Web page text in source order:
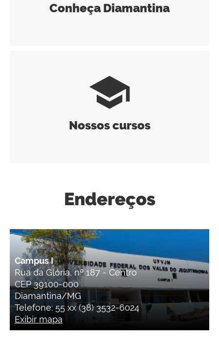
Conheça Diamantina
school
Nossos cursos
Endereços
Campus I
Rua da Glória, nº 187 - Centro
CEP 39100-000
Diamantina/MG
Telefone: 55 xx (38) 3532-6024
Exibir mapa